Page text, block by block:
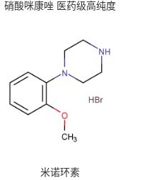
硝酸咪康唑 医药级高纯度
米诺环素